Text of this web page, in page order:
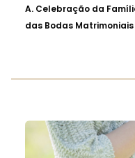
A. Celebração da
das Bodas